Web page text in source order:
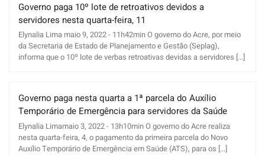
Governo paga 10º lote de retroativos devidos a
servidores nesta quarta-feira, 11
Elynalia Lima maio 9, 2022 - 11h42min O governo do Acre, por meio
da Secretaria de Estado de Planejamento e Gestão (Seplag),
informa que o 10º lote de verbas retroativas devidas a servidores [...]
Governo paga nesta quarta a 1ª parcela do Auxílio
Temporário de Emergência para servidores da Saúde
Elynalia Limamaio 3, 2022 - 13h10min O governo do Acre realiza
nesta quarta-feira, 4, o pagamento da primeira parcela do Novo
Auxílio Temporário de Emergência em Saúde (ATS), para os [...]